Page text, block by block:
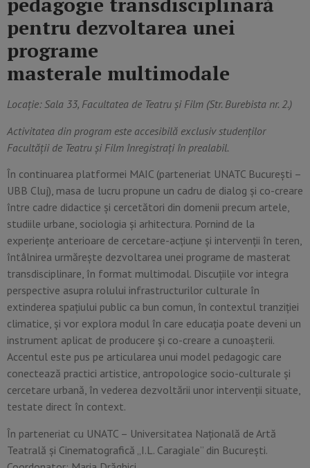
pentru dezvoltarea unei
programe
masterale multimodale
Locație: Sala 33, Facultatea de Teatru și Film (Str. Burebista nr. 2.)
Activitatea din program este accesibilă exclusiv studenților
Facultății de Teatru și Film înregistrați în prealabil.
În continuarea platformei MAIC (parteneriat UNATC București –
UBB Cluj), masa de lucru propune un cadru de dialog și co-creare
între cadre didactice și cercetători din domenii precum artele,
studiile urbane, sociologia și arhitectura. Pornind de la
experiențe anterioare de cercetare-acțiune și intervenții în teren,
întâlnirea urmărește dezvoltarea unei programe de masterat
transdisciplinare, în format multimodal. Discuțiile vor integra
perspective asupra rolului infrastructurilor culturale în
extinderea spațiului public ca bun comun, în contextul tranziției
climatice, și vor explora modul în care educația poate deveni un
instrument aplicat de producere și co-creare a cunoașterii.
Accentul este pus pe articularea unui model pedagogic care
conectează practici artistice, antropologice socio-culturale și
cercetare urbană, în vederea dezvoltării unor intervenții situate,
testate direct în context.
În parteneriat cu UNATC – Universitatea Națională de Artă
Teatrală și Cinematografică „I.L. Caragiale” din București.